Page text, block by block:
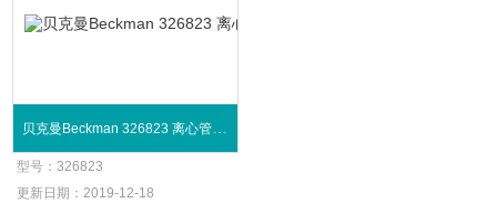
型号：326823
更新日期： 2019-12-18